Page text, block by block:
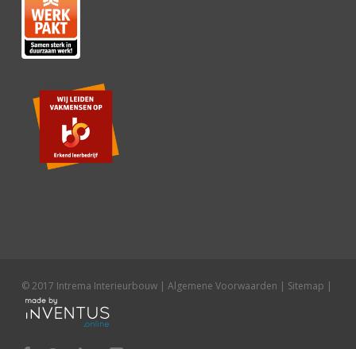
© 2017 Intrema Interieurbouw | Algemene Voorwaarden | Sitemap |